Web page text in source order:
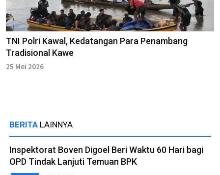
TNI Polri Kawal, Kedatangan Para Penambang
Tradisional Kawe
25 Mei 2026
BERITA LAINNYA
Inspektorat Boven Digoel Beri Waktu 60 Hari bagi
OPD Tindak Lanjuti Temuan BPK